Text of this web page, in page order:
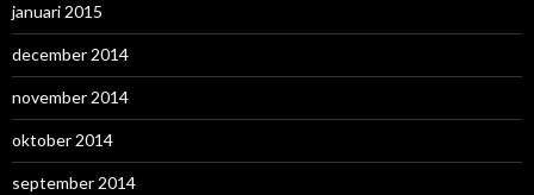
januari 2015
december 2014
november 2014
oktober 2014
september 2014